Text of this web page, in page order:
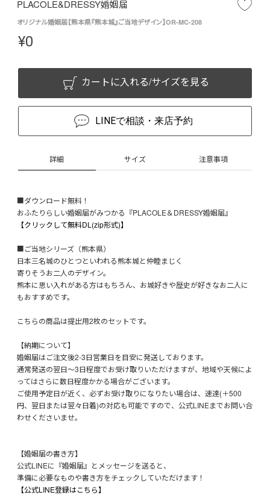
PLACOLE&DRESSY婚姻届
オリジナル婚姻届【熊本県『熊本城』ご当地デザイン】OR-MC-208
¥0
カートに入れる/サイズを見る
LINEで相談・来店予約
詳細 サイズ 注意事項
■ダウンロード無料！
おふたりらしい婚姻届がみつかる『PLACOLE＆DRESSY婚姻届』
【クリックして無料DL(zip形式)】
■ご当地シリーズ（熊本県）
日本三名城のひとつといわれる熊本城と仲睦まじく
寄りそうお二人のデザイン。
熊本に思い入れがある方はもちろん、お城好きや歴史が好きなお二人に
もおすすめです。
こちらの商品は提出用2枚のセットです。
【納期について】
婚姻届はご注文後2-3日営業日を目安に発送しております。
通常発送の翌日～3日程度でお受け取りいただけますが、地域や天候によ
ってはさらに数日程度かかる場合がございます。
ご使用予定日が近く、必ずお受け取りになりたい場合は、速達(＋500
円、翌日または翌々日着)の対応も可能ですので、公式LINEまでお問い合
わせくださいませ。
【婚姻届の書き方】
公式LINEに『婚姻届』とメッセージを送ると、
準備に必要なものや書き方をチェックしていただけます！
【公式LINE登録はこちら】